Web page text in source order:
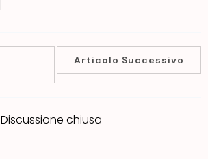
Articolo Successivo
Discussione chiusa